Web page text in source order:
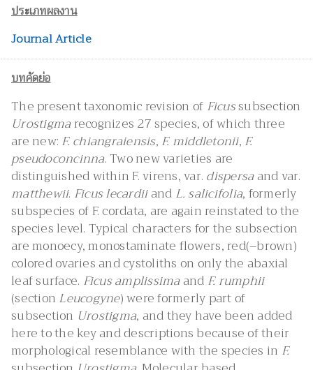
ประเภทผลงาน
Journal Article
บทคัดย่อ
The present taxonomic revision of Ficussubsection
Urostigmarecognizes 27 species, of which three
are new: F. chiangraiensis, F. middletonii, F.
pseudoconcinna. Two new varieties are
distinguished within F. virens, var. dispersaand var.
matthewii. Ficus lecardiiand L. salicifolia, formerly
subspecies of F. cordata, are again reinstated to the
species level. Typical characters for the subsection
are monoecy, monostaminate flowers, red(–brown)
colored ovaries and cystoliths on only the abaxial
leaf surface. Ficus amplissimaand F. rumphii
(section Leucogyne) were formerly part of
subsection Urostigma, and they have been added
here to the key and descriptions because of their
morphological resemblance with the species in F.